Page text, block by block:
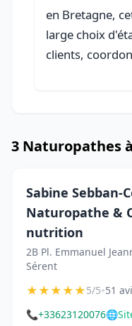
en Bretagne,
large choix
clients,
3 Naturopathes
Sabine Sebban-
Naturopathe &
nutrition
2B Pl. Emmanuel
Sérent
★★★★★5/5•51
📞+33623120076🌐